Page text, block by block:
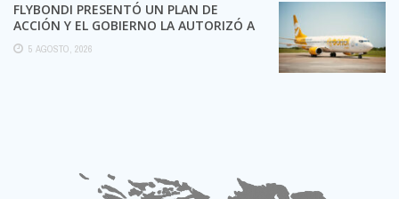
FLYBONDI PRESENTÓ UN PLAN DE
ACCIÓN Y EL GOBIERNO LA AUTORIZÓ A
SEGUIR OPERANDO
5 AGOSTO, 2026